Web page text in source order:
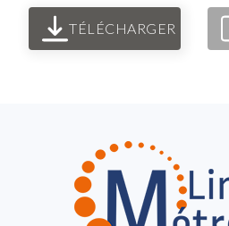
TÉLÉCHARGER